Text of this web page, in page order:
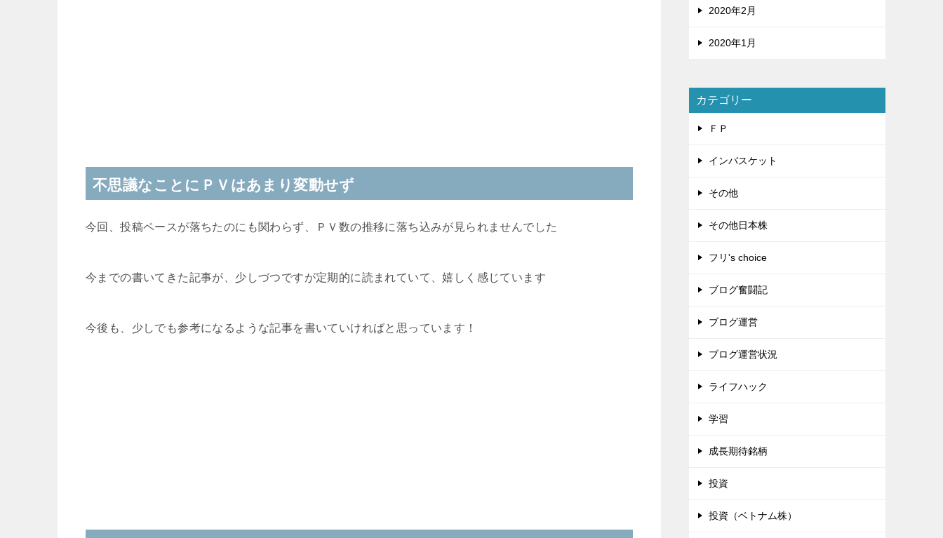
不思議なことにＰＶはあまり変動せず
今回、投稿ペースが落ちたのにも関わらず、ＰＶ数の推移に落ち込みが見られませんでした
今までの書いてきた記事が、少しづつですが定期的に読まれていて、嬉しく感じています
今後も、少しでも参考になるような記事を書いていければと思っています！
2020年2月
2020年1月
カテゴリー
ＦＰ
インバスケット
その他
その他日本株
フリ's choice
ブログ奮闘記
ブログ運営
ブログ運営状況
ライフハック
学習
成長期待銘柄
投資
投資（ベトナム株）